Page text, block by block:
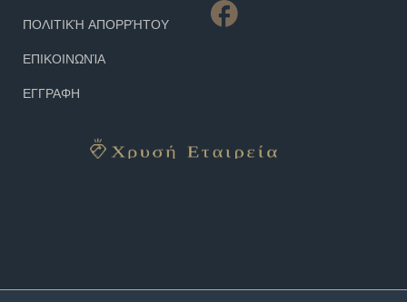
ΠΟΛΙΤΙΚΉ ΑΠΟΡΡΉΤΟΥ
ΕΠΙΚΟΙΝΩΝΊΑ
ΕΓΓΡΑΦΗ